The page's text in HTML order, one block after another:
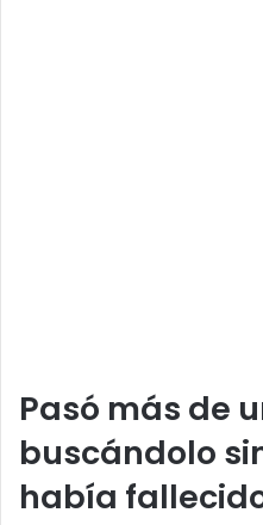
Pasó más de
buscándolo
había